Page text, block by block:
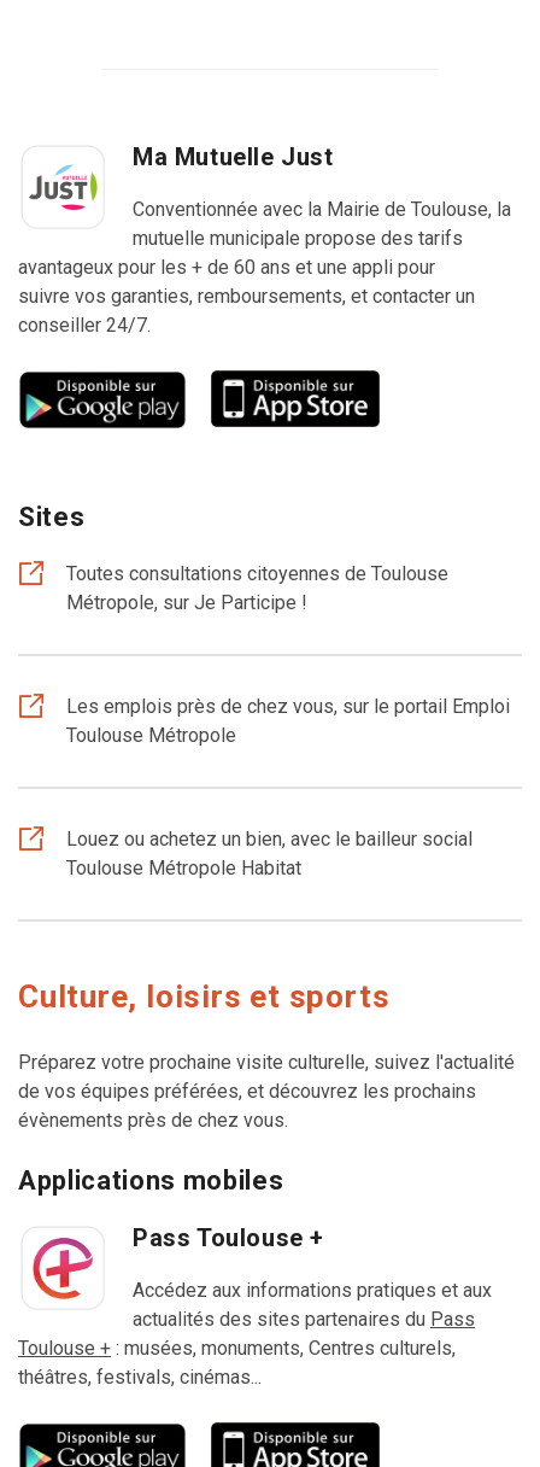
Ma Mutuelle Just
Conventionnée avec la Mairie de Toulouse, la
mutuelle municipale propose des tarifs
avantageux pour les + de 60 ans et une appli pour
suivre vos garanties, remboursements, et contacter un
conseiller 24/7.
Sites
Toutes consultations citoyennes de Toulouse
Métropole, sur Je Participe !
Les emplois près de chez vous, sur le portail Emploi
Toulouse Métropole
Louez ou achetez un bien, avec le bailleur social
Toulouse Métropole Habitat
Culture, loisirs et sports
Préparez votre prochaine visite culturelle, suivez l'actualité
de vos équipes préférées, et découvrez les prochains
évènements près de chez vous.
Applications mobiles
Pass Toulouse +
Accédez aux informations pratiques et aux
actualités des sites partenaires du Pass
Toulouse + : musées, monuments, Centres culturels,
théâtres, festivals, cinémas...